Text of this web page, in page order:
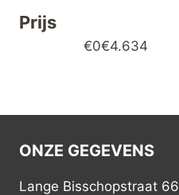
Prijs
€0€4.634
ONZE GEGEVENS
Lange Bisschopstraat 66